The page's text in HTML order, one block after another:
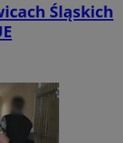
Śląskich